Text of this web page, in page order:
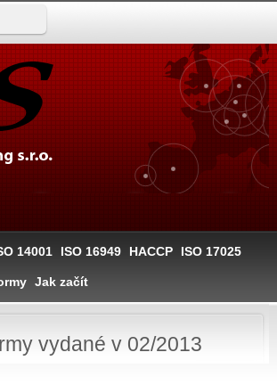
14001 ISO 16949 HACCP ISO 17025
Jak začít
vydané v 02/2013